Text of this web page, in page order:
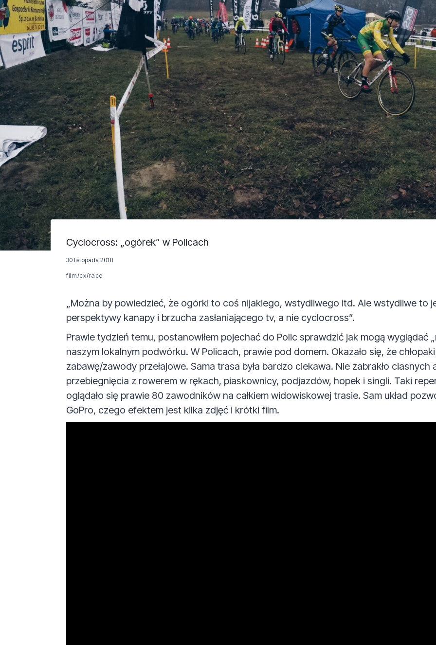
Cyclocross: „ogórek” w Policach
30 listopada 2018
film/cx/race
„Można by powiedzieć, że ogórki to coś nijakiego, wstydliwego itd. Ale wstydliwe to
perspektywy kanapy i brzucha zasłaniającego tv, a nie cyclocross”.
Prawie tydzień temu, postanowiłem pojechać do Polic sprawdzić jak mogą wyglądać
naszym lokalnym podwórku. W Policach, prawie pod domem. Okazało się, że
zabawę/zawody przełajowe. Sama trasa była bardzo ciekawa. Nie zabrakło
przebiegnięcia z rowerem w rękach, piaskownicy, podjazdów, hopek i singli. Taki
oglądało się prawie 80 zawodników na całkiem widowiskowej trasie. Sam układ
GoPro, czego efektem jest kilka zdjęć i krótki film.